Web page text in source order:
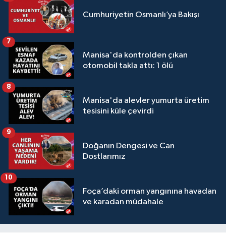
Cumhuriyetin Osmanlı’ya Bakışı
Manisa'da kontrolden çıkan
otomobil takla attı: 1 ölü
7
Manisa'da alevler yumurta üretim
tesisini küle çevirdi
8
Doğanın Dengesi ve Can
Dostlarımız
9
Foça’daki orman yangınına havadan
ve karadan müdahale
10